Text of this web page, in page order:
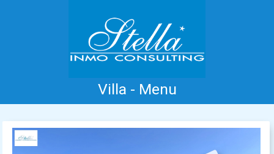
Villa - Menu
Accueil Costa Blanca Vente Location
Nouvelle Construction